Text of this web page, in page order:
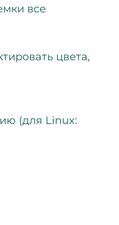
все
цвета,
(для Linux: